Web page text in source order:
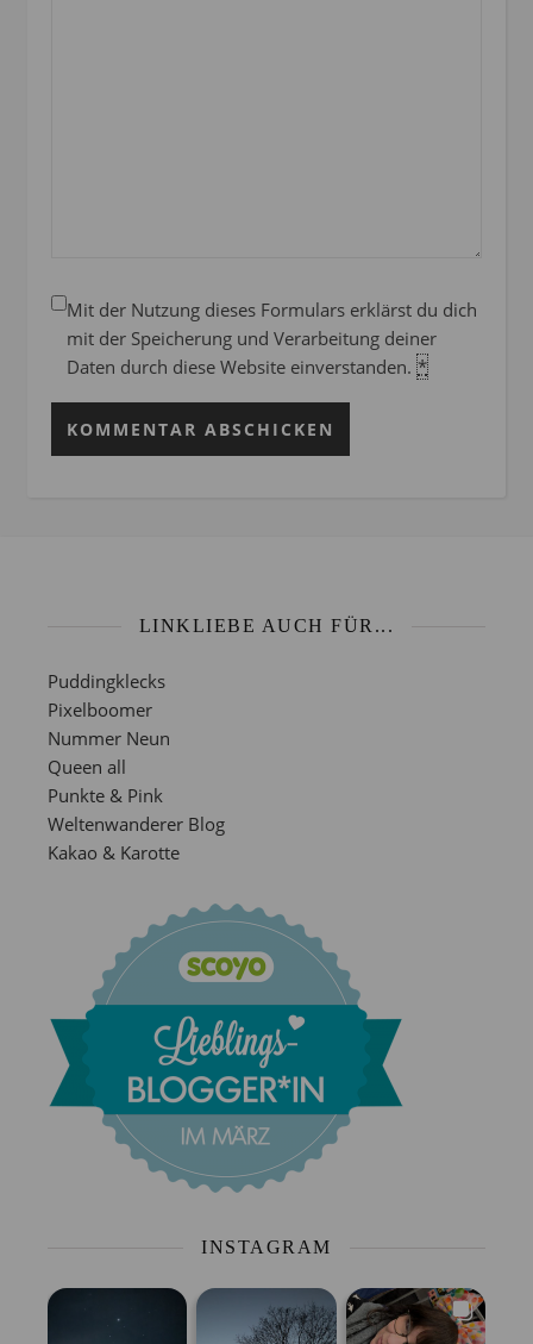
Mit der Nutzung dieses Formulars erklärst du dich
mit der Speicherung und Verarbeitung deiner
Daten durch diese Website einverstanden. *
LINKLIEBE AUCH FÜR...
Puddingklecks
Pixelboomer
Nummer Neun
Queen all
Punkte & Pink
Weltenwanderer Blog
Kakao & Karotte
INSTAGRAM